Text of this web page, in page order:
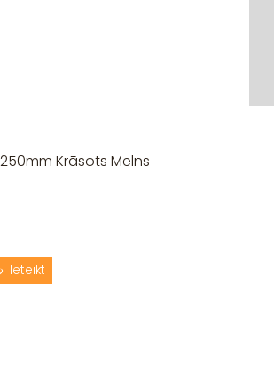
Krāsots Melns
Ieteikt